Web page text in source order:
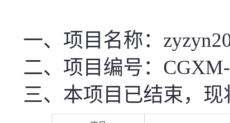
一、项目名称：
二、项目编号：
三、本项目已结束，